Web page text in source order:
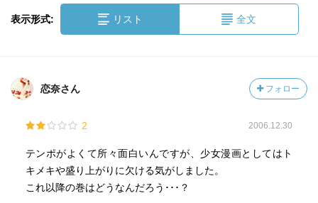
表示形式: リスト 全文
恋奈さん フォロー
2 2006.12.30
テンポがよくて所々面白いんですが、少女漫画としてはト
キメキや盛り上がりに欠ける気がしました。
これ以降の巻はどうなんだろう･･･？